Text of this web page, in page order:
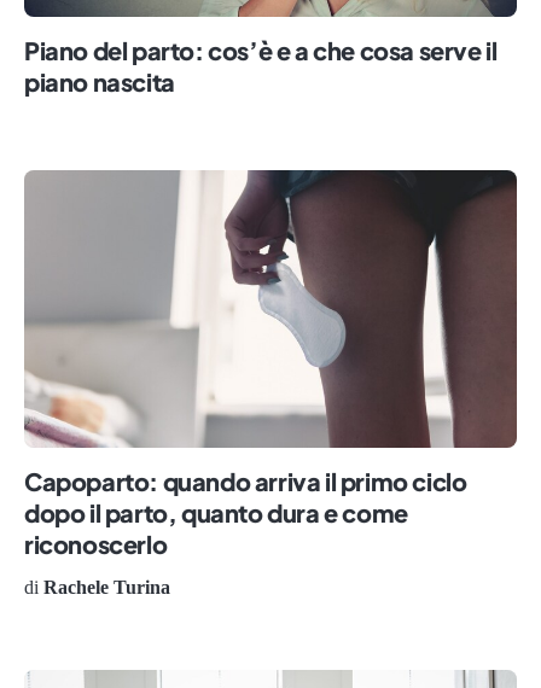
Piano del parto: cos’è e a che cosa serve il
piano nascita
Capoparto: quando arriva il primo ciclo
dopo il parto, quanto dura e come
riconoscerlo
di Rachele Turina